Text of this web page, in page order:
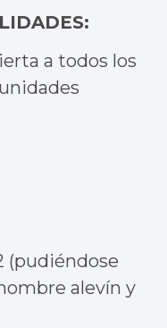
a todos los
(pudiéndose
alevín y